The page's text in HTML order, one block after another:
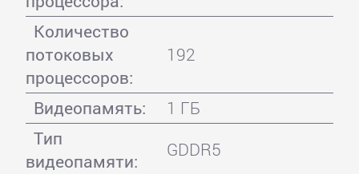
Количество
потоковых
процессоров:
192
Видеопамять:
1 ГБ
Тип
видеопамяти:
GDDR5